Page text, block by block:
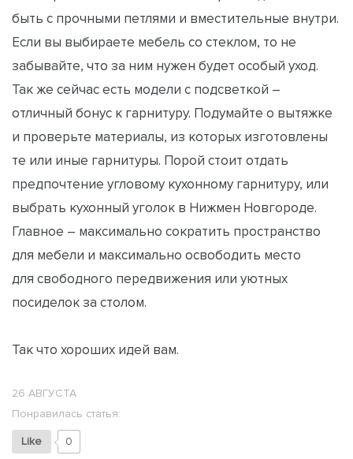
быть с прочными петлями и вместительные внутри.
Если вы выбираете мебель со стеклом, то не
забывайте, что за ним нужен будет особый уход.
Так же сейчас есть модели с подсветкой –
отличный бонус к гарнитуру. Подумайте о вытяжке
и проверьте материалы, из которых изготовлены
те или иные гарнитуры. Порой стоит отдать
предпочтение угловому кухонному гарнитуру, или
выбрать кухонный уголок в Нижмен Новгороде.
Главное – максимально сократить пространство
для мебели и максимально освободить место
для свободного передвижения или уютных
посиделок за столом.
Так что хороших идей вам.
26 АВГУСТА
Понравилась статья:
Like 0